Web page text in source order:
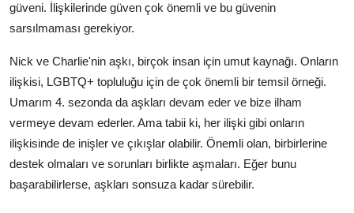
güveni. İlişkilerinde güven çok önemli ve bu güvenin
sarsılmaması gerekiyor.
Nick ve Charlie'nin aşkı, birçok insan için umut kaynağı. Onların
ilişkisi, LGBTQ+ topluluğu için de çok önemli bir temsil örneği.
Umarım 4. sezonda da aşkları devam eder ve bize ilham
vermeye devam ederler. Ama tabii ki, her ilişki gibi onların
ilişkisinde de inişler ve çıkışlar olabilir. Önemli olan, birbirlerine
destek olmaları ve sorunları birlikte aşmaları. Eğer bunu
başarabilirlerse, aşkları sonsuza kadar sürebilir.